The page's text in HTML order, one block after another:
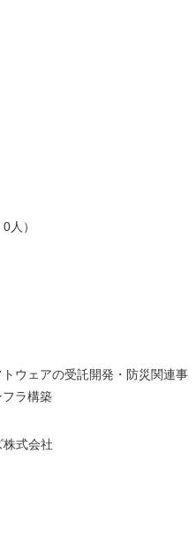
人）
ウェアの受託開発・防災関連事
ラ構築
式会社